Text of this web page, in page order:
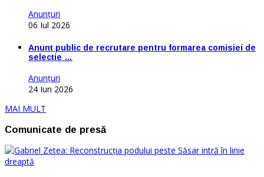
Anunţuri
06 Iul 2026
Anunț public de recrutare pentru formarea comisiei de
selecție …
Anunţuri
24 Iun 2026
MAI MULT
Comunicate de presă